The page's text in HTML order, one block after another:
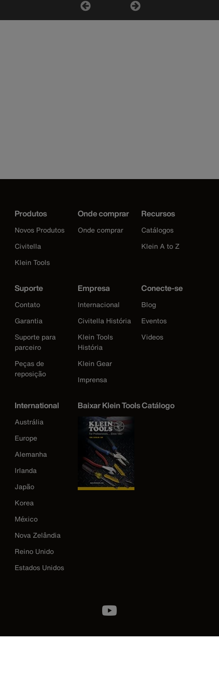
Produtos
Novos Produtos
Civitella
Klein Tools
Onde comprar
Onde comprar
Recursos
Catálogos
Klein A to Z
Suporte
Contato
Garantia
Suporte para
parceiro
Peças de
reposição
Empresa
Internacional
Civitella História
Klein Tools
História
Klein Gear
Imprensa
Conecte-se
Blog
Eventos
Videos
International
Austrália
Europe
Alemanha
Irlanda
Japão
Korea
México
Nova Zelândia
Reino Unido
Estados Unidos
Baixar Klein Tools Catálogo